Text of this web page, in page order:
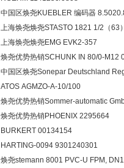
中国区焕尧KUEBLER 编码器
上海焕尧焕尧STASTO 1821 1/2（63
上海焕尧焕尧EMG EVK2-357
焕尧优势热销SCHUNK IN 80/0-M12
中国区焕尧Sonepar Deutschland
ATOS AGMZO-A-10/100
焕尧优势热销Sommer-automatic
焕尧优势热销PHOENIX 2295664
BURKERT 00134154
HARTING-0094 9301240301
焕尧stemann 8001 PVC-U FPM,